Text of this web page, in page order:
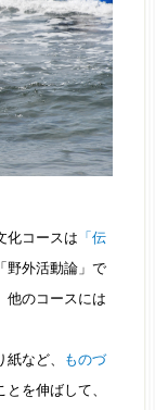
化コースは 「伝
野外活動論」で
他のコースには
など、
ものづ
を伸ばして、